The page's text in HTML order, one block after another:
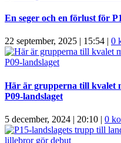
En seger och en förlust för
22 september, 2025 | 15:54 | 0
Här är grupperna till kvalet
P09-landslaget
5 december, 2024 | 20:10 | 0